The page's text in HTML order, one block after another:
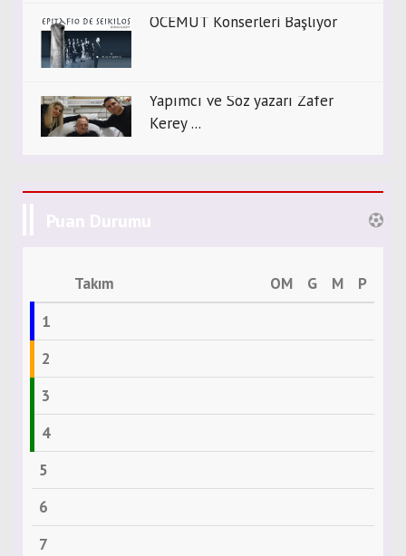
OCEMUT Konserleri Başlıyor
Yapımcı ve Söz yazarı Zafer
Kerey ...
Puan Durumu
Takım OM G M
P
1
2
3
4
5
6
7